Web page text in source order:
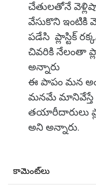
చేతులతోనే
వేసుకొని ఇంటికి
పడేసి ప్లాస్టిక్​
చివరికి నేలంతా
అన్నారు
ఈ పాపం మన
మనమే మానివేస్తే
తయారీదారులు
అని అన్నారు.
కామెంట్‌లు